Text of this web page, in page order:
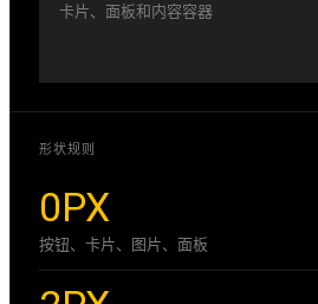
卡片、面板和内容容器
形状规则
0PX
按钮、卡片、图片、面板